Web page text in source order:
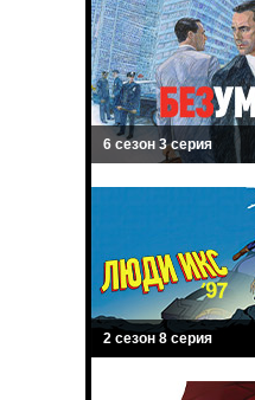
6 сезон 3 серия
2 сезон 8 серия